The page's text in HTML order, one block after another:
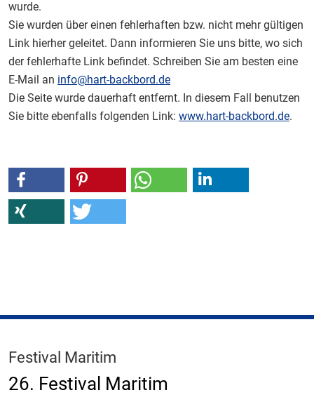
wurde.
Sie wurden über einen fehlerhaften bzw. nicht mehr gültigen
Link hierher geleitet. Dann informieren Sie uns bitte, wo sich
der fehlerhafte Link befindet. Schreiben Sie am besten eine
E-Mail an info@hart-backbord.de
Die Seite wurde dauerhaft entfernt. In diesem Fall benutzen
Sie bitte ebenfalls folgenden Link: www.hart-backbord.de.
Festival Maritim
26. Festival Maritim